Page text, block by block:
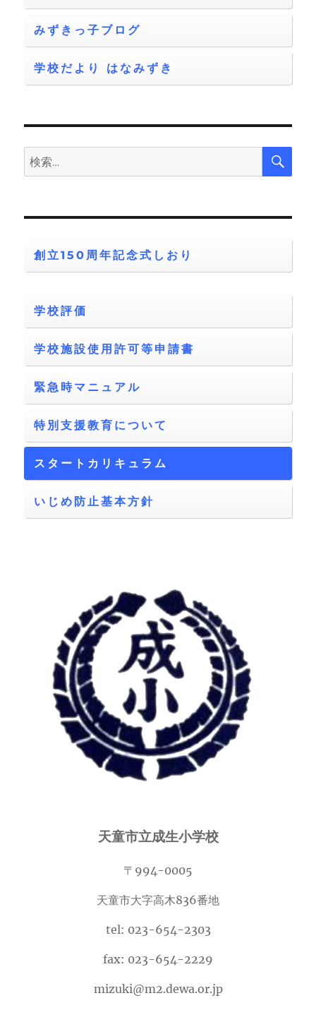
みずきっ子ブログ
学校だより はなみずき
検
索:
検
創立150周年記念式しおり
学校評価
学校施設使用許可等申請書
緊急時マニュアル
特別支援教育について
スタートカリキュラム
いじめ防止基本方針
天童市立成生小学校
〒994-0005
天童市大字高木836番地
tel: 023-654-2303
fax: 023-654-2229
mizuki@m2.dewa.or.jp